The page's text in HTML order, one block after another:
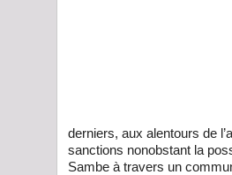
derniers, aux alentours de
sanctions nonobstant la
Sambe à travers un